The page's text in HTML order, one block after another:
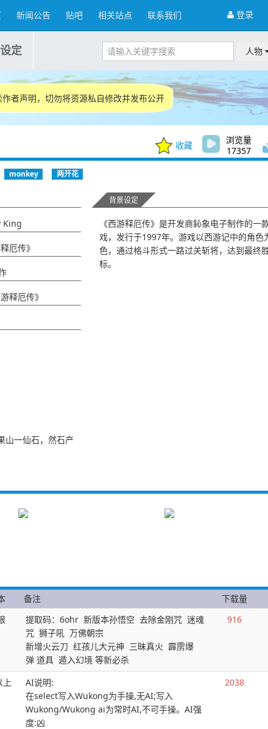
登录
新闻公告 贴吧 相关站点 联系我们
定 人物
者声明，切勿将资源私自修改并发布公开
收藏
浏览量
17357
monkey 两开花
King
厄传》
释厄传》
山一仙石，然石产
魔改大元神
背景设定
《西游释厄传》是开发商鈊象电子制作的一
戏，发行于1997年。游戏以西游记中的角色
色，通过格斗形式一路过关斩将，达到最终
标。
备注 下载量
提取码：6ohr 新版本孙悟空 去除金刚咒 迷魂
咒 狮子吼 万佛朝宗
新增火云刀 红孩儿大元神 三昧真火 霹雳爆
弹 道具 遁入幻境 等新必杀
916
上
AI说明:
在select写入Wukong为手操,无AI;写入
Wukong/Wukong ai为常时AI,不可手操。AI强
度:凶
2038